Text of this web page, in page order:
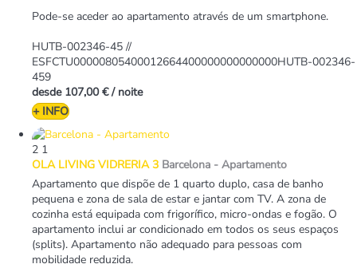
Pode-se aceder ao apartamento através de um smartphone.
HUTB-002346-45 //
ESFCTU00000805400012664400000000000000HUTB-002346-
459
desde 107,00 € / noite
+ INFO
2 1
OLA LIVING VIDRERIA 3 Barcelona - Apartamento
Apartamento que dispõe de 1 quarto duplo, casa de banho
pequena e zona de sala de estar e jantar com TV. A zona de
cozinha está equipada com frigorífico, micro-ondas e fogão. O
apartamento inclui ar condicionado em todos os seus espaços
(splits). Apartamento não adequado para pessoas com
mobilidade reduzida.